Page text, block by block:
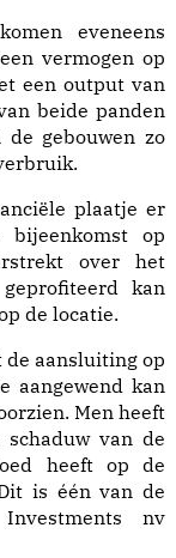
eveneens
vermogen op
een output van
beide panden
gebouwen zo
plaatje er
op
over het
kan
de locatie.
de aansluiting op
aangewend kan
Men heeft
van de
heeft op de
is één van de
nv